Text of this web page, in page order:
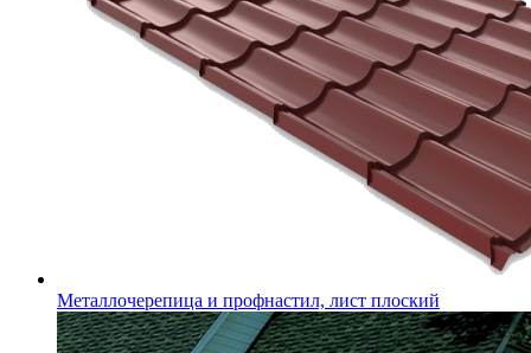
Металлочерепица и профнастил, лист плоский